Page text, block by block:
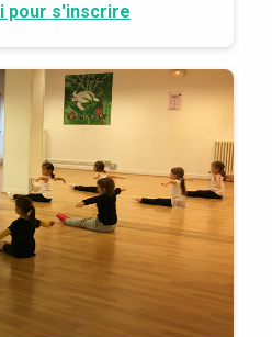
pour s'inscrire